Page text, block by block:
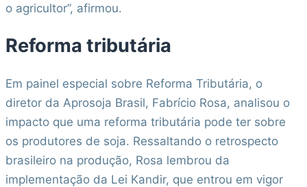
o agricultor”, afirmou.
Reforma tributária
Em painel especial sobre Reforma Tributária, o
diretor da Aprosoja Brasil, Fabrício Rosa, analisou o
impacto que uma reforma tributária pode ter sobre
os produtores de soja. Ressaltando o retrospecto
brasileiro na produção, Rosa lembrou da
implementação da Lei Kandir, que entrou em vigor